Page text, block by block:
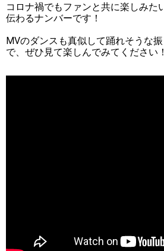
コロナ禍でもファンと共に楽しみた
伝わるナンバーです！
MVのダンスも真似して踊れそうな
で、ぜひ見て楽しんでみてください！